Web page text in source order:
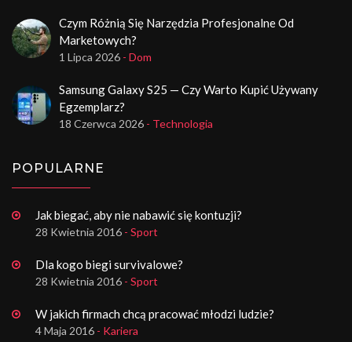
Czym Różnią Się Narzędzia Profesjonalne Od
Marketowych?
1 Lipca 2026 - Dom
Samsung Galaxy S25 — Czy Warto Kupić Używany
Egzemplarz?
18 Czerwca 2026 - Technologia
POPULARNE
Jak biegać, aby nie nabawić się kontuzji?
28 Kwietnia 2016 - Sport
Dla kogo biegi survivalowe?
28 Kwietnia 2016 - Sport
W jakich firmach chcą pracować młodzi ludzie?
4 Maja 2016 - Kariera